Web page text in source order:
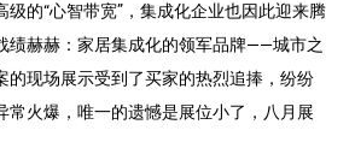
级的“心智带宽”，集成化企业也因此迎来腾
绩赫赫：家居集成化的领军品牌——城市之
的现场展示受到了买家的热烈追捧，纷纷
常火爆，唯一的遗憾是展位小了，八月展